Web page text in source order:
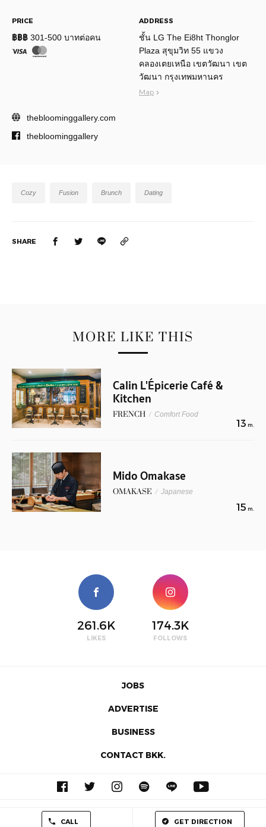
CALL GET DIRECTION
PRICE
฿฿฿ 301-500 บาทต่อคน
ADDRESS
ชั้น LG The Ei8ht Thonglor
Plaza สุขุมวิท 55 แขวง
คลองเตยเหนือ เขตวัฒนา เขต
วัฒนา กรุงเทพมหานคร
Map
thebloominggallery.com
thebloominggallery
Cozy Fusion Brunch Dating
SHARE
MORE LIKE THIS
Calin L'Épicerie Café &
Kitchen
FRENCH / Comfort Food
13 m.
Mido Omakase
OMAKASE / Japanese
15 m.
261.6K
LIKES
174.3K
FOLLOWS
JOBS
ADVERTISE
BUSINESS
CONTACT BKK.
© 2026 BKKMENU.com by BKKMENU Co., Ltd.